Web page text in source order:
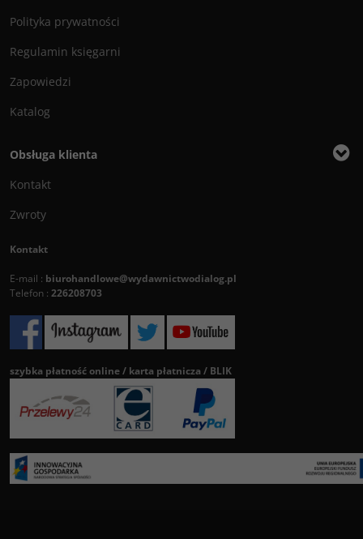
Polityka prywatności
Regulamin księgarni
Zapowiedzi
Katalog
Obsługa klienta
Kontakt
Zwroty
Kontakt
E-mail : biurohandlowe@wydawnictwodialog.pl
Telefon : 226208703
szybka płatność online / karta płatnicza / BLIK